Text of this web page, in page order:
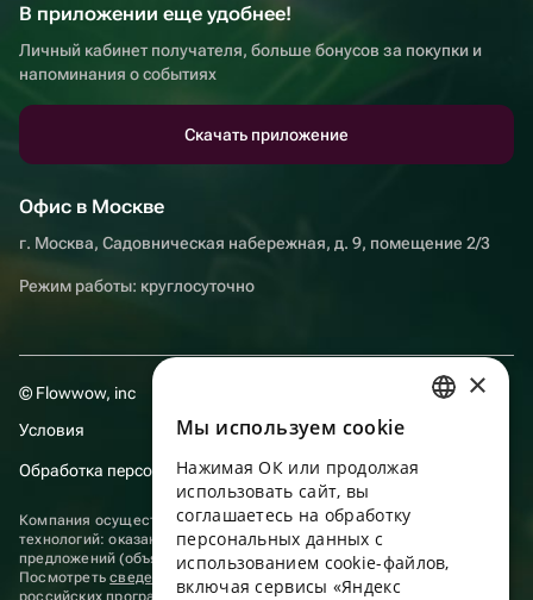
В приложении еще удобнее!
Личный кабинет получателя, больше бонусов за покупки и
напоминания о событиях
Скачать приложение
Офис в Москве
г. Москва, Садовническая набережная, д. 9, помещение 2/3
Режим работы: круглосуточно
© Flowwow, inc
Условия
Обработка персональных данных
Компания осуществляет деятельность в области информационных
технологий: оказание услуг в сети “Интернет” по размещению
предложений (объявлений) продавцов о реализации товаров.
Посмотретьсведения о программах
, включенных в реестр
российских программ для электронных вычислительных машин и
ENGLISH
UKRAINIAN
PORTUGUESE
×
Мы используем сookie
Нажимая ОК или продолжая
использовать сайт, вы
соглашаетесь на обработку
персональных данных с
использованием cookie-файлов,
включая сервисы «Яндекс